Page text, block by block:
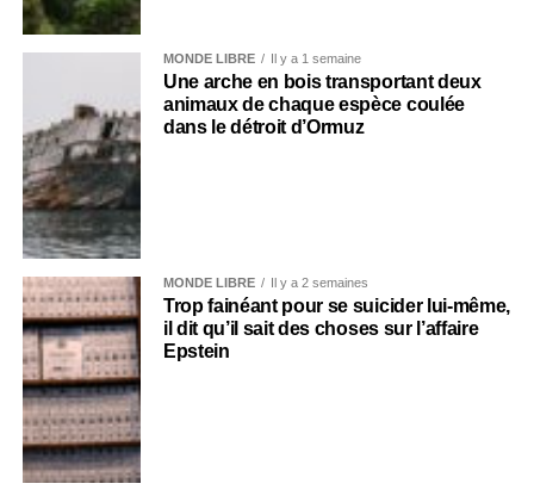
MONDE LIBRE Il y a 1 semaine
Une arche en bois transportant deux
animaux de chaque espèce coulée
dans le détroit d’Ormuz
MONDE LIBRE Il y a 2 semaines
Trop fainéant pour se suicider lui-même,
il dit qu’il sait des choses sur l’affaire
Epstein